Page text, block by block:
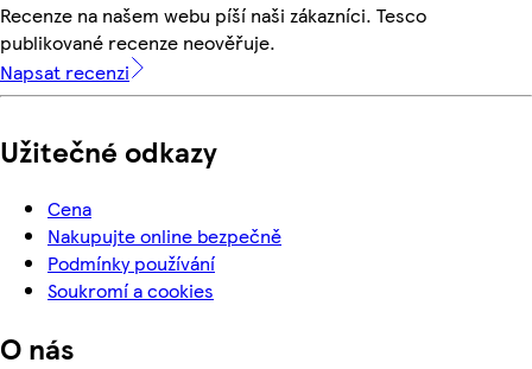
Recenze na našem webu píší naši zákazníci. Tesco
publikované recenze neověřuje.
Napsat recenzi
Užitečné odkazy
Cena
Nakupujte online bezpečně
Podmínky používání
Soukromí a cookies
O nás